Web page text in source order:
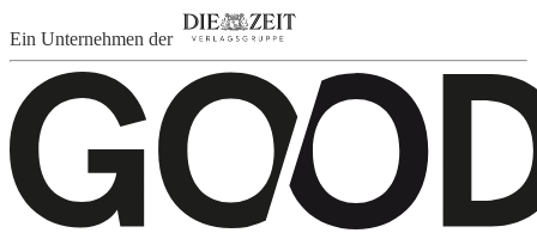
Ein Unternehmen der